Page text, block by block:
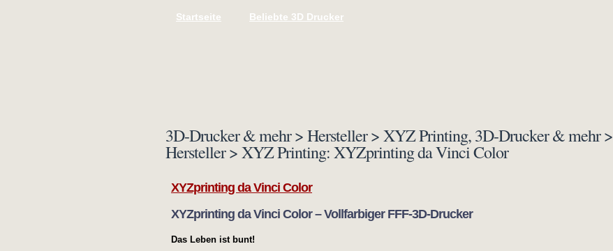
Startseite Beliebte 3D Drucker
3D-Drucker & mehr > Hersteller > XYZ Printing, 3D-Drucker & mehr >
Hersteller > XYZ Printing: XYZprinting da Vinci Color
XYZprinting da Vinci Color
XYZprinting da Vinci Color – Vollfarbiger FFF-3D-Drucker
Das Leben ist bunt!